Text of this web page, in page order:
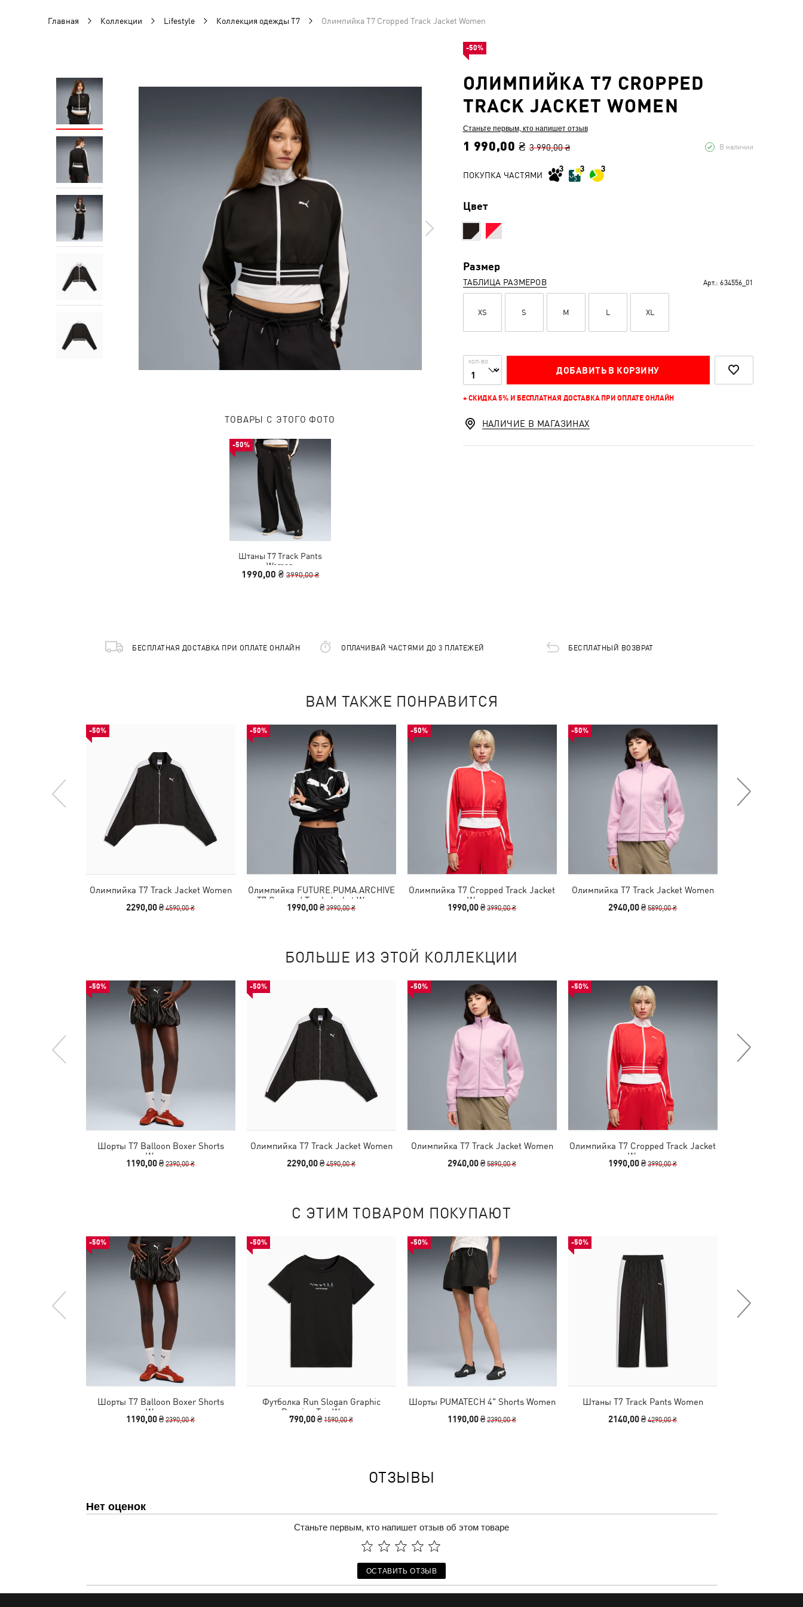
Главная Коллекции Lifestyle Коллекция одежды T7 Олимпийка T7 Cropped Track Jacket Women
ТОВАРЫ С ЭТОГО ФОТО
-50%
Штаны T7 Track Pants
Women
1990,00 ₴ 3990,00 ₴
ОЛИМПИЙКА T7 CROPPED
TRACK JACKET WOMEN
Станьте первым, кто напишет отзыв
1 990,00 ₴ 3 990,00 ₴ В наличии
ПОКУПКА ЧАСТЯМИ
Цвет
Размер
ТАБЛИЦА РАЗМЕРОВ Арт.: 634556_01
XS S M L XL
КОЛ-ВО
ДОБАВИТЬ В КОРЗИНУ
+ СКИДКА 5% И БЕСПЛАТНАЯ ДОСТАВКА ПРИ ОПЛАТЕ ОНЛАЙН
-50%
НАЛИЧИЕ В МАГАЗИНАХ
БЕСПЛАТНАЯ ДОСТАВКА ПРИ ОПЛАТЕ ОНЛАЙН ОПЛАЧИВАЙ ЧАСТЯМИ ДО 3 ПЛАТЕЖЕЙ БЕСПЛАТНЫЙ ВОЗВРАТ
ВАМ ТАКЖЕ ПОНРАВИТСЯ
-50%
Олимпийка T7 Track Jacket Women
2290,00 ₴4590,00 ₴
-50%
Олимпийка FUTURE.PUMA.ARCHIVE
T7 Cropped Track Jacket Women
1990,00 ₴3990,00 ₴
-50%
Олимпийка T7 Cropped Track Jacket
Women
1990,00 ₴3990,00 ₴
-50%
Олимпийка T7 Track Jacket Women
2940,00 ₴5890,00 ₴
БОЛЬШЕ ИЗ ЭТОЙ КОЛЛЕКЦИИ
-50%
Шорты T7 Balloon Boxer Shorts
Women
1190,00 ₴2390,00 ₴
-50%
Олимпийка T7 Track Jacket Women
2290,00 ₴4590,00 ₴
-50%
Олимпийка T7 Track Jacket Women
2940,00 ₴5890,00 ₴
-50%
Олимпийка T7 Cropped Track Jacket
Women
1990,00 ₴3990,00 ₴
С ЭТИМ ТОВАРОМ ПОКУПАЮТ
-50%
Шорты T7 Balloon Boxer Shorts
Women
1190,00 ₴2390,00 ₴
-50%
Футболка Run Slogan Graphic
Running Tee Women
790,00 ₴1590,00 ₴
-50%
Шорты PUMATECH 4" Shorts Women
1190,00 ₴2390,00 ₴
-50%
Штаны T7 Track Pants Women
2140,00 ₴4290,00 ₴
ОТЗЫВЫ
Нет оценок
Станьте первым, кто напишет отзыв об этом товаре
ОСТАВИТЬ ОТЗЫВ